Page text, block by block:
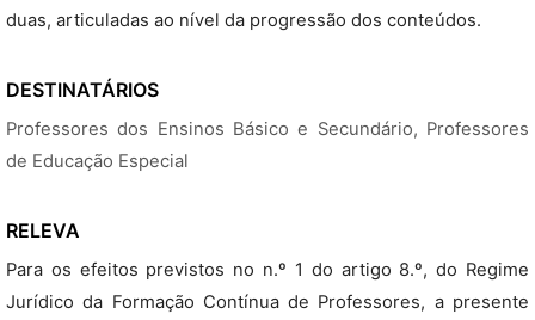
duas, articuladas ao nível da progressão dos conteúdos.
DESTINATÁRIOS
Professores dos Ensinos Básico e Secundário, Professores
de Educação Especial
RELEVA
Para os efeitos previstos no n.º 1 do artigo 8.º, do Regime
Jurídico da Formação Contínua de Professores, a presente